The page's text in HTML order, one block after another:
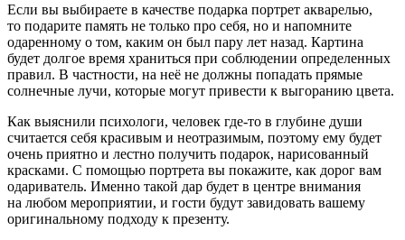
Если вы выбираете в качестве подарка портрет акварелью,
то подарите память не только про себя, но и напомните
одаренному о том, каким он был пару лет назад. Картина
будет долгое время храниться при соблюдении определенных
правил. В частности, на неё не должны попадать прямые
солнечные лучи, которые могут привести к выгоранию цвета.
Как выяснили психологи, человек где-то в глубине души
считается себя красивым и неотразимым, поэтому ему будет
очень приятно и лестно получить подарок, нарисованный
красками. С помощью портрета вы покажите, как дорог вам
одариватель. Именно такой дар будет в центре внимания
на любом мероприятии, и гости будут завидовать вашему
оригинальному подходу к презенту.